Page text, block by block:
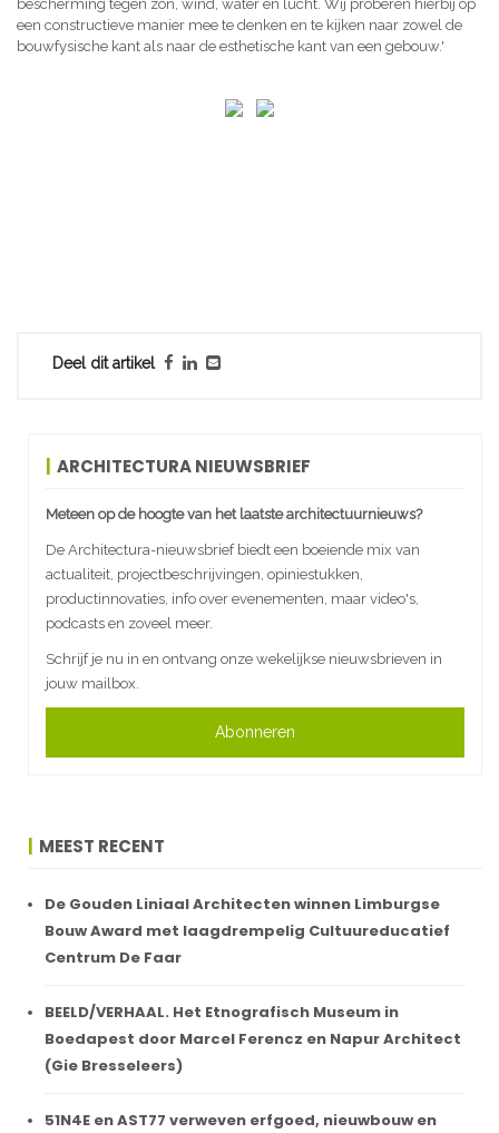
bescherming tegen zon, wind, water en lucht. Wij proberen hierbij op
een constructieve manier mee te denken en te kijken naar zowel de
bouwfysische kant als naar de esthetische kant van een gebouw.'
Deel dit artikel
ARCHITECTURA NIEUWSBRIEF
Meteen op de hoogte van het laatste architectuurnieuws?
De Architectura-nieuwsbrief biedt een boeiende mix van
actualiteit, projectbeschrijvingen, opiniestukken,
productinnovaties, info over evenementen, maar video's,
podcasts en zoveel meer.
Schrijf je nu in en ontvang onze wekelijkse nieuwsbrieven in
jouw mailbox.
Abonneren
MEEST RECENT
De Gouden Liniaal Architecten winnen Limburgse
Bouw Award met laagdrempelig Cultuureducatief
Centrum De Faar
BEELD/VERHAAL. Het Etnografisch Museum in
Boedapest door Marcel Ferencz en Napur Architect
(Gie Bresseleers)
51N4E en AST77 verweven erfgoed, nieuwbouw en